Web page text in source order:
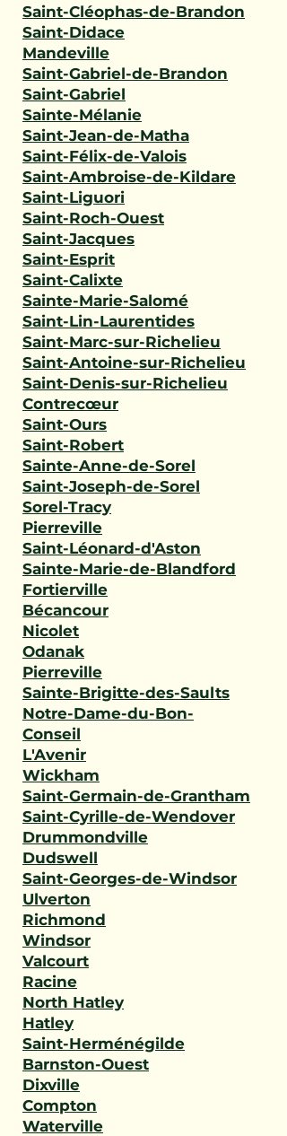
Saint-Cléophas-de-Brandon
Saint-Didace
Mandeville
Saint-Gabriel-de-Brandon
Saint-Gabriel
Sainte-Mélanie
Saint-Jean-de-Matha
Saint-Félix-de-Valois
Saint-Ambroise-de-Kildare
Saint-Liguori
Saint-Roch-Ouest
Saint-Jacques
Saint-Esprit
Saint-Calixte
Sainte-Marie-Salomé
Saint-Lin-Laurentides
Saint-Marc-sur-Richelieu
Saint-Antoine-sur-Richelieu
Saint-Denis-sur-Richelieu
Contrecœur
Saint-Ours
Saint-Robert
Sainte-Anne-de-Sorel
Saint-Joseph-de-Sorel
Sorel-Tracy
Pierreville
Saint-Léonard-d'Aston
Sainte-Marie-de-Blandford
Fortierville
Bécancour
Nicolet
Odanak
Pierreville
Sainte-Brigitte-des-Saults
Notre-Dame-du-Bon-
Conseil
L'Avenir
Wickham
Saint-Germain-de-Grantham
Saint-Cyrille-de-Wendover
Drummondville
Dudswell
Saint-Georges-de-Windsor
Ulverton
Richmond
Windsor
Valcourt
Racine
North Hatley
Hatley
Saint-Herménégilde
Barnston-Ouest
Dixville
Compton
Waterville